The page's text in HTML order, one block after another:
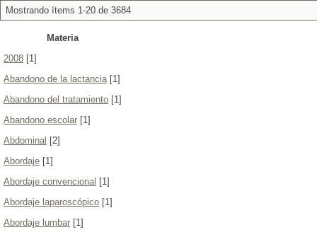
Mostrando ítems 1-20 de 3684
Materia
2008 [1]
Abandono de la lactancia[1]
Abandono del tratamiento [1]
Abandono escolar [1]
Abdominal [2]
Abordaje [1]
Abordaje convencional [1]
Abordaje laparoscópico [1]
Abordaje lumbar [1]